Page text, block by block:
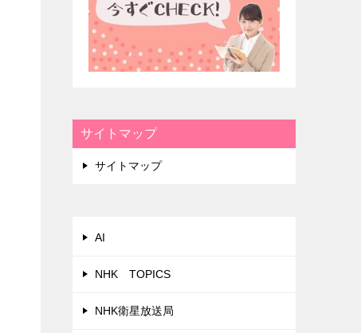
サイトマップ
サイトマップ
AI
NHK TOPICS
NHK衛星放送局